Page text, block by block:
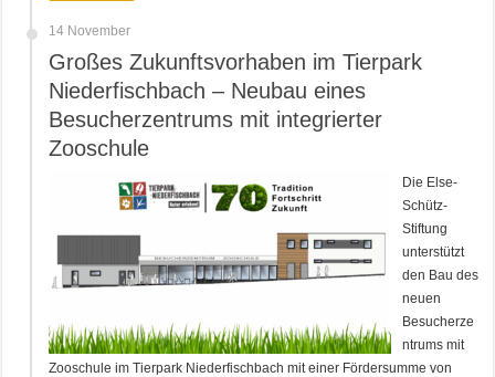
14 November
Großes Zukunftsvorhaben im Tierpark
Niederfischbach – Neubau eines
Besucherzentrums mit integrierter
Zooschule
Die Else-
Schütz-
Stiftung
unterstützt
den Bau des
neuen
Besucherze
ntrums mit
Zooschule im Tierpark Niederfischbach mit einer Fördersumme von